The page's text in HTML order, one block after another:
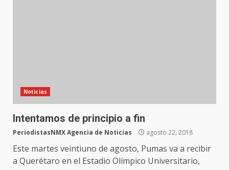
Noticias
Intentamos de principio a fin
PeriodistasNMX Agencia de Noticias agosto 22, 2018
Este martes veintiuno de agosto, Pumas va a recibir
a Querétaro en el Estadio Olímpico Universitario,